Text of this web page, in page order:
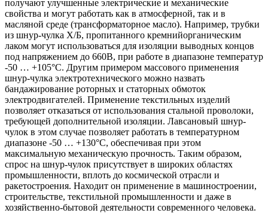
получают улучшенные электрические и механические
свойства и могут работать как в атмосферной, так и в
масляной среде (трансформаторное масло). Например, трубки
из шнур-чулка Х/Б, пропитанного кремнийорганическим
лаком могут использоваться для изоляции выводных концов
под напряжением до 660В, при работе в диапазоне температур
-50 … +105°C. Другим примером массового применения
шнур-чулка электротехнического можно назвать
бандажирование роторных и статорных обмоток
электродвигателей. Применение текстильных изделий
позволяет отказаться от использования стальной проволоки,
требующей дополнительной изоляции. Лавсановый шнур-
чулок в этом случае позволяет работать в температурном
диапазоне -50 … +130°C, обеспечивая при этом
максимальную механическую прочность. Таким образом,
спрос на шнур-чулок присутствует в широких областях
промышленности, вплоть до космической отрасли и
ракетостроения. Находит он применение в машиностроении,
строительстве, текстильной промышленности и даже в
хозяйственно-бытовой деятельности современного человека.